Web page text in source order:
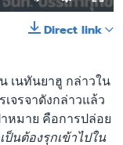
Direct link
เนทันยาฮู กล่าวใน
จรจาดังกล่าวแล้ว
หมาย คือการปล่อย
ป็นต้องรุกเข้าไปใน